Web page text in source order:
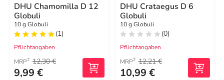
DHU Chamomilla D 12
Globuli
10 g Globuli
(1)
Pflichtangaben
MRP2 12,30 €
9,99 €
DHU Crataegus D 6
Globuli
10 g Globuli
(0)
Pflichtangaben
MRP2 12,21 €
10,99 €